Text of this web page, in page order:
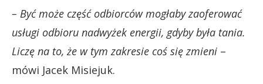
– Być może część odbiorców mogłaby zaoferować
usługi odbioru nadwyżek energii, gdyby była tania.
Liczę na to, że w tym zakresie coś się zmieni –
mówi Jacek Misiejuk.